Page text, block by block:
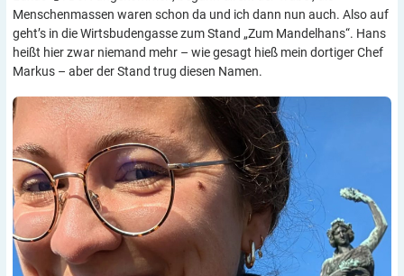
Menschenmassen waren schon da und ich dann nun auch. Also auf
geht’s in die Wirtsbudengasse zum Stand „Zum Mandelhans“. Hans
heißt hier zwar niemand mehr – wie gesagt hieß mein dortiger Chef
Markus – aber der Stand trug diesen Namen.